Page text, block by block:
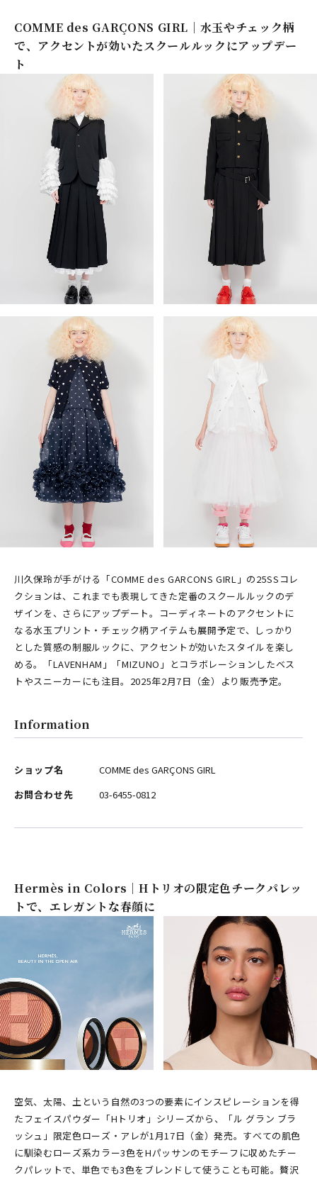
COMME des GARÇONS GIRL｜水玉やチェック柄
で、アクセントが効いたスクールルックにアップデー
ト
川久保玲が手がける「COMME des GARCONS GIRL」の25SSコレ
クションは、これまでも表現してきた定番のスクールルックのデ
ザインを、さらにアップデート。コーディネートのアクセントに
なる水玉プリント・チェック柄アイテムも展開予定で、しっかり
とした質感の制服ルックに、アクセントが効いたスタイルを楽し
める。「LAVENHAM」「MIZUNO」とコラボレーションしたベス
トやスニーカーにも注目。2025年2月7日（金）より販売予定。
Information
ショップ名
COMME des GARÇONS GIRL
お問合わせ先
03-6455-0812
Hermès in Colors｜Hトリオの限定色チークパレッ
トで、エレガントな春顔に
空気、太陽、土という自然の3つの要素にインスピレーションを得
たフェイスパウダー「Hトリオ」シリーズから、「ル グラン ブラ
ッシュ」限定色ローズ・アレが1月17日（金）発売。すべての肌色
に馴染むローズ系カラー3色をHパッサンのモチーフに収めたチー
クパレットで、単色でも3色をブレンドして使うことも可能。贅沢